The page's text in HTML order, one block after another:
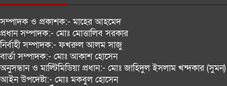
সম্পাদক ও প্রকাশক:- মাহের আহমেদ
প্রধান সম্পাদক:- মোঃ মোত্তালিব সরকার
নির্বাহী সম্পাদক:- ফখরুল আলম সাজু
বার্তা সম্পাদক:- মোঃ আকাশ হোসেন
অনুসন্ধান ও মাল্টিমিডিয়া প্রধান:- মোঃ জাহিদুল ইসলাম খন্দকার (সুমন)
আইন উপদেষ্টা:- মোঃ মকবুল হোসেন